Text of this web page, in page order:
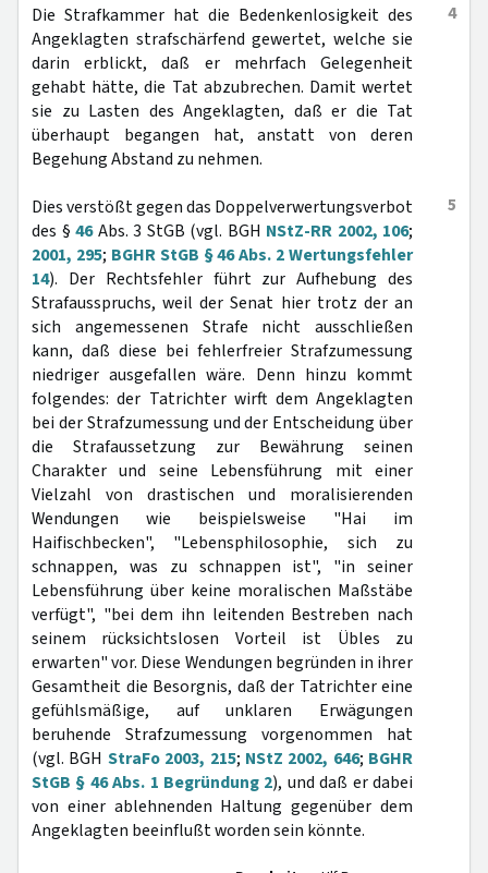
4
Die Strafkammer hat die Bedenkenlosigkeit des
Angeklagten strafschärfend gewertet, welche sie
darin erblickt, daß er mehrfach Gelegenheit
gehabt hätte, die Tat abzubrechen. Damit wertet
sie zu Lasten des Angeklagten, daß er die Tat
überhaupt begangen hat, anstatt von deren
Begehung Abstand zu nehmen.
5
Dies verstößt gegen das Doppelverwertungsverbot
des § 46Abs. 3 StGB (vgl. BGH NStZ-RR 2002, 106;
2001, 295; BGHR StGB § 46 Abs. 2 Wertungsfehler
14). Der Rechtsfehler führt zur Aufhebung des
Strafausspruchs, weil der Senat hier trotz der an
sich angemessenen Strafe nicht ausschließen
kann, daß diese bei fehlerfreier Strafzumessung
niedriger ausgefallen wäre. Denn hinzu kommt
folgendes: der Tatrichter wirft dem Angeklagten
bei der Strafzumessung und der Entscheidung über
die Strafaussetzung zur Bewährung seinen
Charakter und seine Lebensführung mit einer
Vielzahl von drastischen und moralisierenden
Wendungen wie beispielsweise "Hai im
Haifischbecken", "Lebensphilosophie, sich zu
schnappen, was zu schnappen ist", "in seiner
Lebensführung über keine moralischen Maßstäbe
verfügt", "bei dem ihn leitenden Bestreben nach
seinem rücksichtslosen Vorteil ist Übles zu
erwarten" vor. Diese Wendungen begründen in ihrer
Gesamtheit die Besorgnis, daß der Tatrichter eine
gefühlsmäßige, auf unklaren Erwägungen
beruhende Strafzumessung vorgenommen hat
(vgl. BGH StraFo 2003, 215; NStZ 2002, 646; BGHR
StGB § 46 Abs. 1 Begründung 2), und daß er dabei
von einer ablehnenden Haltung gegenüber dem
Angeklagten beeinflußt worden sein könnte.